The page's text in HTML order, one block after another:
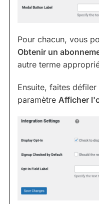
Pour chacun, vous
Obtenir un
autre terme
Ensuite, faites
paramètre Afficher